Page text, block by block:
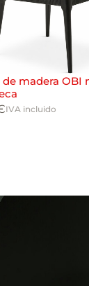
de madera OBI
IVA incluido